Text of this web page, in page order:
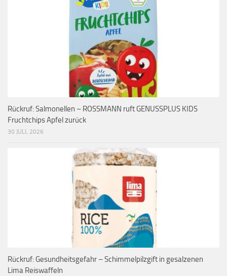
Rückruf: Salmonellen – ROSSMANN ruft GENUSSPLUS KIDS
Fruchtchips Apfel zurück
30 JULI, 2026
Rückruf: Gesundheitsgefahr – Schimmelpilzgift in gesalzenen
Lima Reiswaffeln